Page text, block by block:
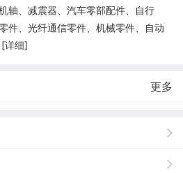
轴、减震器、汽车零部配件、自行
件、光纤通信零件、机械零件、自动
[详细]
更多